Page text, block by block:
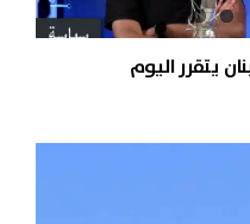
يتقرر اليوم